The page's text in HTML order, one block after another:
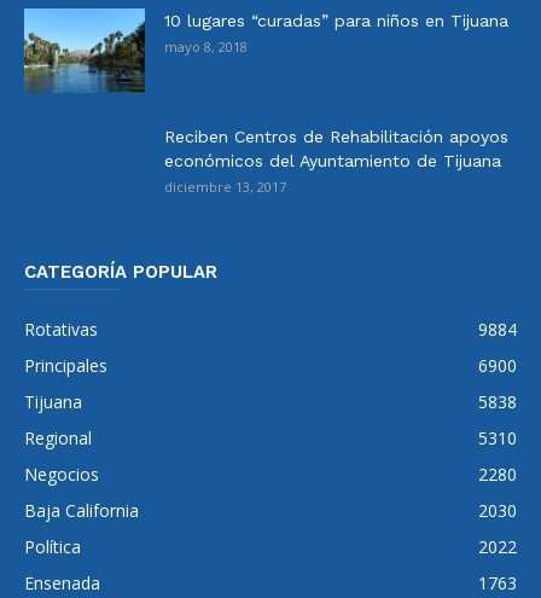
10 lugares “curadas” para niños en Tijuana
mayo 8, 2018
Reciben Centros de Rehabilitación apoyos
económicos del Ayuntamiento de Tijuana
diciembre 13, 2017
CATEGORÍA POPULAR
Rotativas
9884
Principales
6900
Tijuana
5838
Regional
5310
Negocios
2280
Baja California
2030
Política
2022
Ensenada
1763